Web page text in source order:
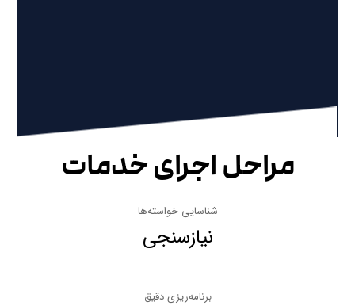
مراحل اجرای خدمات
شناسایی خواسته‌ها
نیازسنجی
برنامه‌ریزی دقیق